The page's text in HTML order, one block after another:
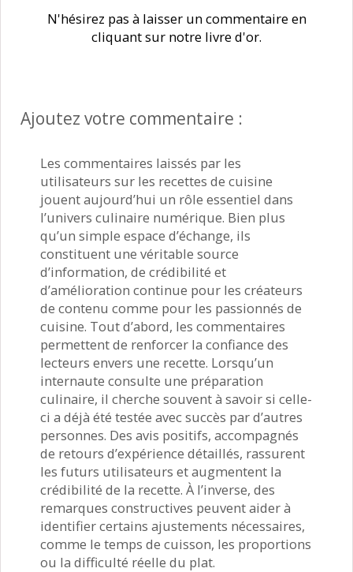
N'hésirez pas à laisser un commentaire en
cliquant sur notre livre d'or.
Ajoutez votre commentaire :
Les commentaires laissés par les
utilisateurs sur les recettes de cuisine
jouent aujourd’hui un rôle essentiel dans
l’univers culinaire numérique. Bien plus
qu’un simple espace d’échange, ils
constituent une véritable source
d’information, de crédibilité et
d’amélioration continue pour les créateurs
de contenu comme pour les passionnés de
cuisine. Tout d’abord, les commentaires
permettent de renforcer la confiance des
lecteurs envers une recette. Lorsqu’un
internaute consulte une préparation
culinaire, il cherche souvent à savoir si celle-
ci a déjà été testée avec succès par d’autres
personnes. Des avis positifs, accompagnés
de retours d’expérience détaillés, rassurent
les futurs utilisateurs et augmentent la
crédibilité de la recette. À l’inverse, des
remarques constructives peuvent aider à
identifier certains ajustements nécessaires,
comme le temps de cuisson, les proportions
ou la difficulté réelle du plat.